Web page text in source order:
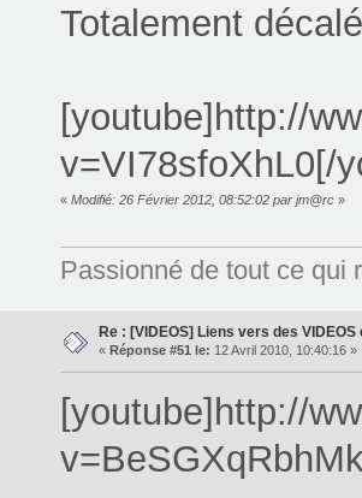
Totalement décalé
[youtube]http://
v=VI78sfoXhL0[/
« Modifié: 26 Février 2012, 08:52:02 par jm@rc»
Passionné de tout ce qui
Re : [VIDEOS] Liens vers des
« Réponse #51 le: 12 Avril 2010, 10:40:16 »
[youtube]http://